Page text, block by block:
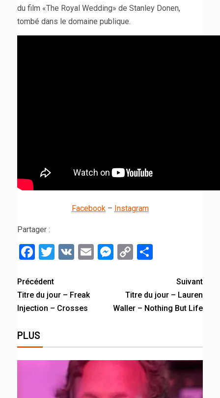
du film «The Royal Wedding» de Stanley Donen,
tombé dans le domaine publique.
Facebook– Instagram
Partager :
Facebook
Twitter
VK EmailMessenger
Copy
Précédent
Titre du jour – Freak
Injection – Crosses
Suivant
Titre du jour – Lauren
Waller – Nothing But Life
PLUS